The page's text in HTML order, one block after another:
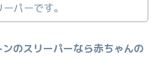
パーです。
のスリーパーなら赤ちゃんの